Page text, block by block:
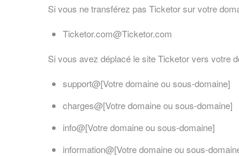
Si vous ne transférez pas Ticketor sur votre
Ticketor.com@Ticketor.com
Si vous avez déplacé le site Ticketor vers votre
support@[Votre domaine ou sous-domaine]
charges@[Votre domaine ou sous-domaine]
info@[Votre domaine ou sous-domaine]
information@[Votre domaine ou sous-